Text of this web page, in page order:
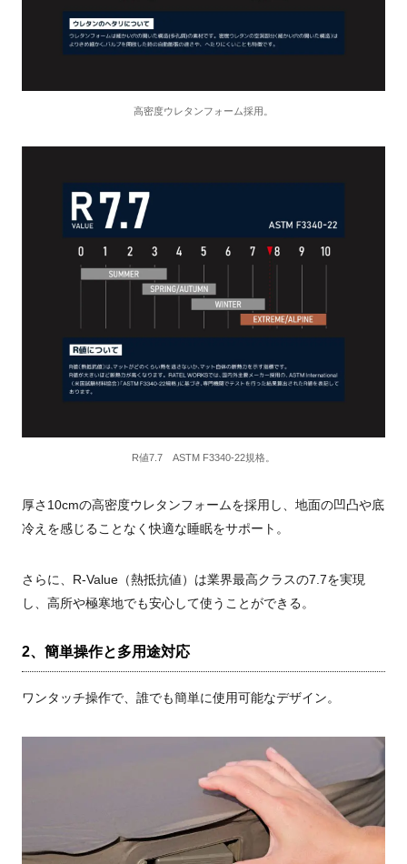
高密度ウレタンフォーム採用。
R値7.7 ASTM F3340-22規格。
厚さ10cmの高密度ウレタンフォームを採用し、地面の凹凸や底
冷えを感じることなく快適な睡眠をサポート。
さらに、R-Value（熱抵抗値）は業界最高クラスの7.7を実現
し、高所や極寒地でも安心して使うことができる。
2、簡単操作と多用途対応
ワンタッチ操作で、誰でも簡単に使用可能なデザイン。